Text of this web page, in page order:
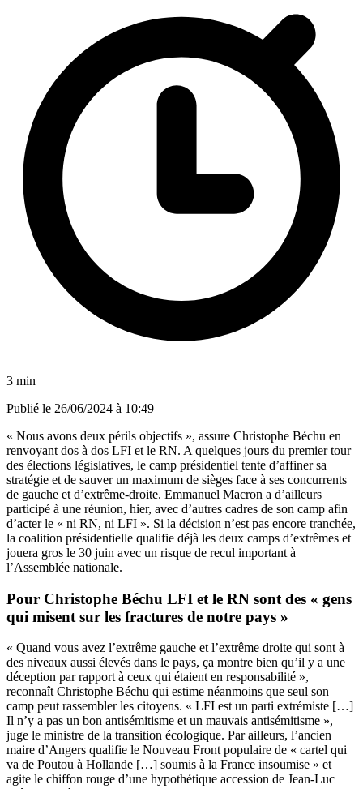
3 min
Publié le 26/06/2024 à 10:49
« Nous avons deux périls objectifs », assure Christophe Béchu en
renvoyant dos à dos LFI et le RN. A quelques jours du premier tour
des élections législatives, le camp présidentiel tente d’affiner sa
stratégie et de sauver un maximum de sièges face à ses concurrents
de gauche et d’extrême-droite. Emmanuel Macron a d’ailleurs
participé à une réunion, hier, avec d’autres cadres de son camp afin
d’acter le « ni RN, ni LFI ». Si la décision n’est pas encore tranchée,
la coalition présidentielle qualifie déjà les deux camps d’extrêmes et
jouera gros le 30 juin avec un risque de recul important à
l’Assemblée nationale.
Pour Christophe Béchu LFI et le RN sont des « gens
qui misent sur les fractures de notre pays »
« Quand vous avez l’extrême gauche et l’extrême droite qui sont à
des niveaux aussi élevés dans le pays, ça montre bien qu’il y a une
déception par rapport à ceux qui étaient en responsabilité »,
reconnaît Christophe Béchu qui estime néanmoins que seul son
camp peut rassembler les citoyens. « LFI est un parti extrémiste […]
Il n’y a pas un bon antisémitisme et un mauvais antisémitisme »,
juge le ministre de la transition écologique. Par ailleurs, l’ancien
maire d’Angers qualifie le Nouveau Front populaire de « cartel qui
va de Poutou à Hollande […] soumis à la France insoumise » et
agite le chiffon rouge d’une hypothétique accession de Jean-Luc